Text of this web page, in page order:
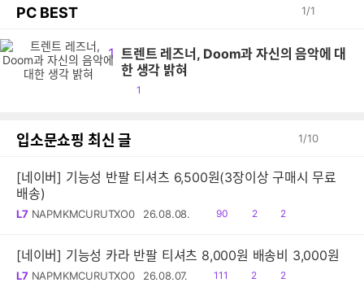
PC BEST 1/1
1 트렌트 레즈너, Doom과 자신의 음악에 대
한 생각 밝혀
공1
입소문쇼핑 최신 글 1/10
[네이버] 기능성 반팔 티셔츠 6,500원(3장이상 구매시 무료
배송)
L7 NAPMKMCURUTXO0 26.08.08.
읽
90
공
2
댓
2
[네이버] 기능성 카라 반팔 티셔츠 8,000원 배송비 3,000원
L7 NAPMKMCURUTXO0 26.08.07.
읽
111
공
2
댓
2